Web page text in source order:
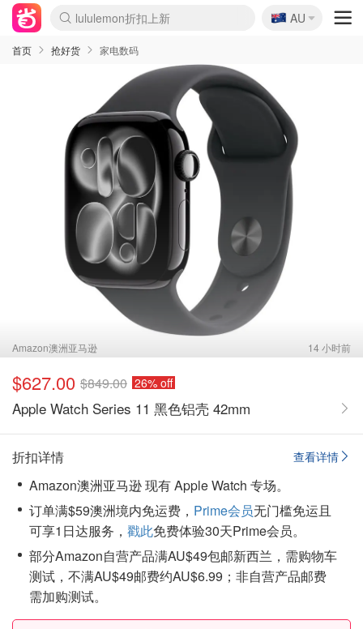
lululemon折扣上新
Sasa美妆护肤3.5折
SSENSE年中2.5折
FreshBeauty好价汇总
Cettire降价+叠9折
WWS Coles超市实拍
viagogo二手票捡漏
Myer超级周末
The Outnet奢牌1折起
David Jones 3折起
Flannels大牌1折
Perfumes Club护肤1折
AMIRO面罩$251
Amazon折扣汇总
eToro入金$200送$50
Amazon数码好物
ICONIC本周7.5折
ThedoubleF高奢地板价
Moose Knuckles 6折
丝芙兰5折起
EUFY摄像头$98
Selenichast首饰2折
Trip机票酒店促销
YSL送5件彩妆礼
Amazon家居好物
Amazon美妆护肤
雅漾大喷$8
过敏原检测盒$33
伊索独家赠50ml沐浴露
科颜氏高保湿面霜$29
SEALIFE海洋馆门票6折
丝塔芙大白罐$16
订阅Newsletter送香薰
Cult Beauty 6.8折
Harrods圣诞日历$525
LN-CC奢牌私促3折
d'Alba空姐喷雾$16
EVE LOM套装£56
Bernardelli独家4折
Adore Beauty 6折起
CT圣诞日历
Mytheresa奢品2.7折
Luxury Escapes 9折
Currentbody美容仪$881
MOON Garden Live
Roborock扫地机$649
Tingo Life水杯$24
Valentino官网5折
CR洗护套装$23
修丽可4件套$159
Myer彩妆2件7折
GANNI官网4.5折
Stylevana韩妆4折
Tessabit高奢8.5折
OGX洗发水$11
Amazon阿德莱德次日达
卡诗8.5折+赠礼
Philips Hue灯具8折
🇦🇺
AU
首页 抢好货 家电数码
Amazon澳洲亚马逊 14 小时前
$627.00 $849.00 26% off
Apple Watch Series 11 黑色铝壳 42mm
查看详情
折扣详情
Amazon澳洲亚马逊 现有 Apple Watch 专场。
订单满$59澳洲境内免运费， Prime会员无门槛免运且
可享1日达服务， 戳此免费体验30天Prime会员。
部分Amazon自营产品满AU$49包邮新西兰，需购物车
测试，不满AU$49邮费约AU$6.99；非自营产品邮费
需加购测试。